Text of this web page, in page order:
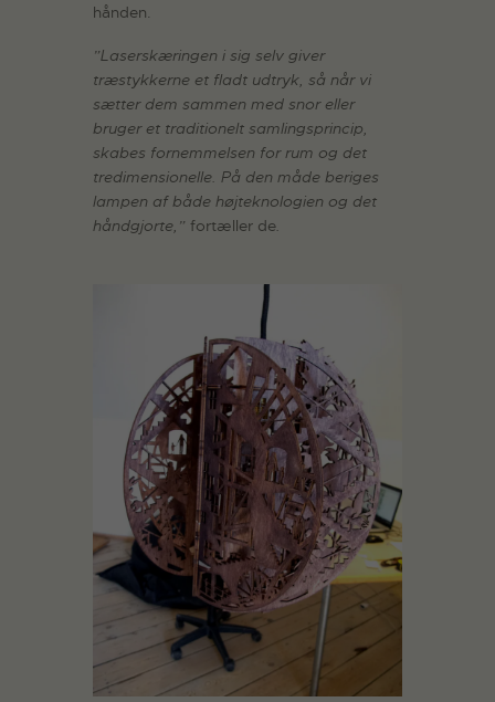
hånden.
”Laserskæringen i sig selv giver
træstykkerne et fladt udtryk, så når vi
sætter dem sammen med snor eller
bruger et traditionelt samlingsprincip,
skabes fornemmelsen for rum og det
tredimensionelle. På den måde beriges
lampen af både højteknologien og det
håndgjorte,” fortæller de.